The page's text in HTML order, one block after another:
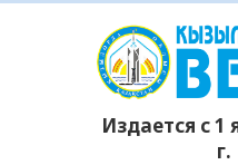
Издается с 1
г.